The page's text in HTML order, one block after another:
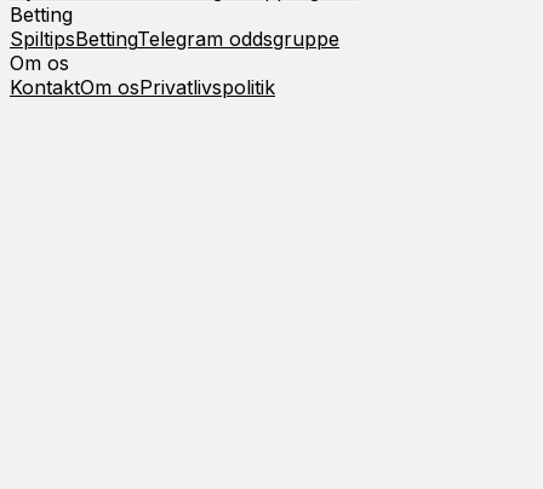
Betting
SpiltipsBettingTelegram oddsgruppe
Om os
KontaktOm osPrivatlivspolitik